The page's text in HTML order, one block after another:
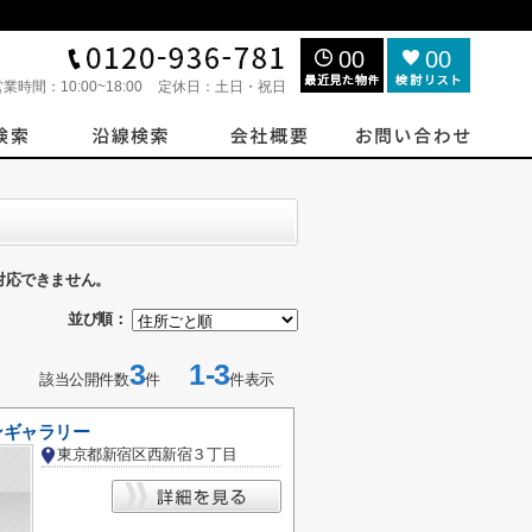
時間： 10:00~18:00 定休日： 土日・祝日
00 00
できません。
並び順：
該当公開件数3件1-3件表示
ャラリー
東京都新宿区西新宿３丁目